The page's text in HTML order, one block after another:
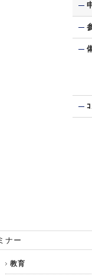
ナー
教育